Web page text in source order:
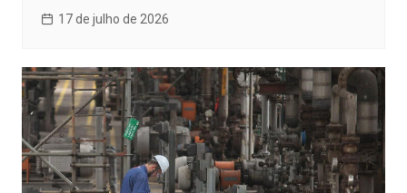
17 de julho de 2026